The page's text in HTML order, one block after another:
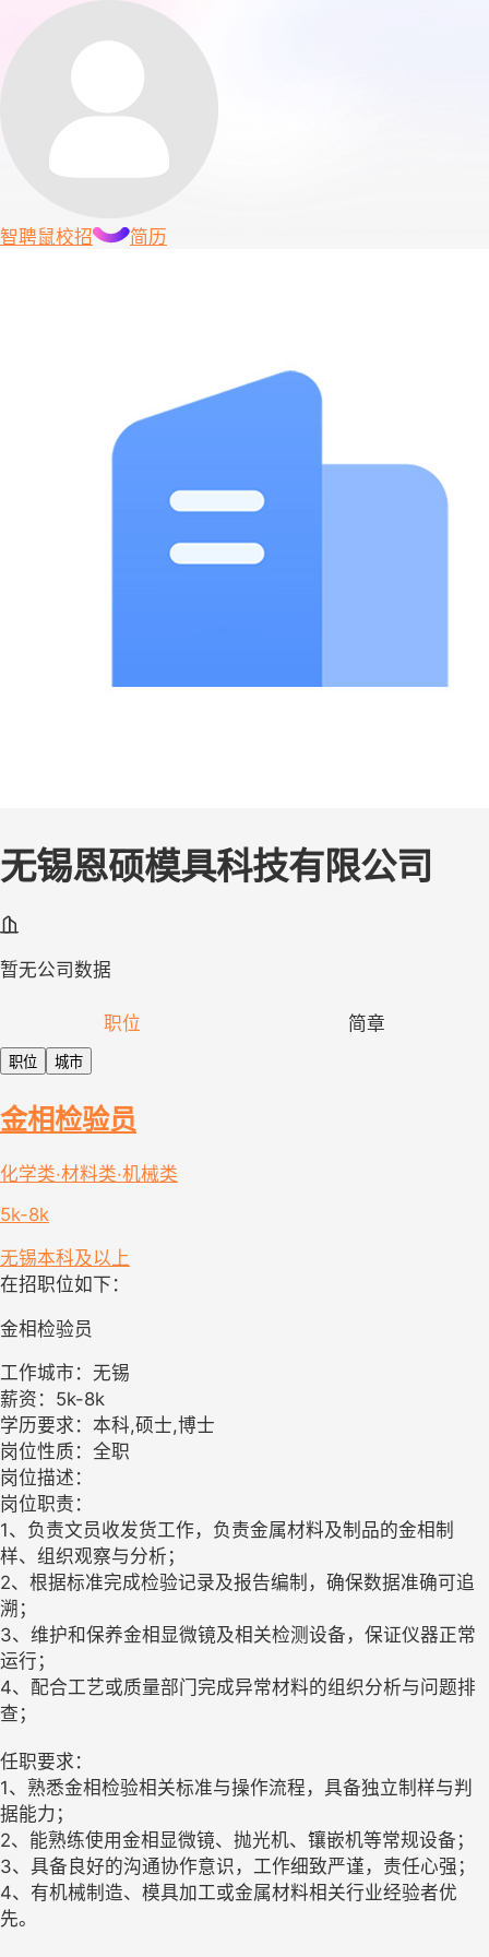
智聘鼠校招 简历
无锡恩硕模具科技有限公司
暂无公司数据
职位 简章
职位 城市
金相检验员
化学类·材料类·机械类
5k-8k
无锡本科及以上
在招职位如下：
金相检验员
工作城市：无锡
薪资：5k-8k
学历要求：本科,硕士,博士
岗位性质：全职
岗位描述：
岗位职责：
1、负责文员收发货工作，负责金属材料及制品的金相制
样、组织观察与分析；
2、根据标准完成检验记录及报告编制，确保数据准确可追
溯；
3、维护和保养金相显微镜及相关检测设备，保证仪器正常
运行；
4、配合工艺或质量部门完成异常材料的组织分析与问题排
查；
任职要求：
1、熟悉金相检验相关标准与操作流程，具备独立制样与判
据能力；
2、能熟练使用金相显微镜、抛光机、镶嵌机等常规设备；
3、具备良好的沟通协作意识，工作细致严谨，责任心强；
4、有机械制造、模具加工或金属材料相关行业经验者优
先。